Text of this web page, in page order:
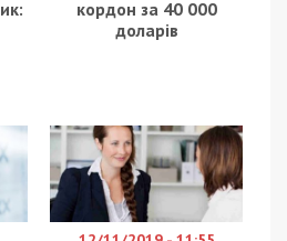
розвитку Київської
12 січня за результатами
на матеріали виявилися
отримала цей підряд без
це повідомляє49000із